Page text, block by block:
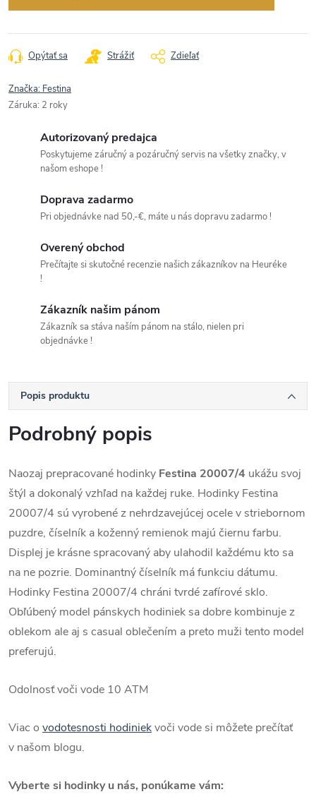
Opýtať sa Strážiť Zdieľať
Značka: Festina
Záruka: 2 roky
Autorizovaný predajca
Poskytujeme záručný a pozáručný servis na všetky značky, v
našom eshope !
Doprava zadarmo
Pri objednávke nad 50,-€, máte u nás dopravu zadarmo !
Overený obchod
Prečítajte si skutočné recenzie našich zákazníkov na Heuréke
!
Zákazník našim pánom
Zákazník sa stáva naším pánom na stálo, nielen pri
objednávke !
Popis produktu
Podrobný popis
Naozaj prepracované hodinky Festina 20007/4 ukážu svoj
štýl a dokonalý vzhľad na každej ruke. Hodinky Festina
20007/4 sú vyrobené z nehrdzavejúcej ocele v striebornom
puzdre, číselník a koženný remienok majú čiernu farbu.
Displej je krásne spracovaný aby ulahodil každému kto sa
na ne pozrie. Dominantný číselník má funkciu dátumu.
Hodinky Festina 20007/4 chráni tvrdé zafírové sklo.
Obľúbený model pánskych hodiniek sa dobre kombinuje z
oblekom ale aj s casual oblečením a preto muži tento model
preferujú.
Odolnosť voči vode 10 ATM
Viac o vodotesnosti hodiniekvoči vode si môžete prečítať
v našom blogu.
Vyberte si hodinky u nás, ponúkame vám: